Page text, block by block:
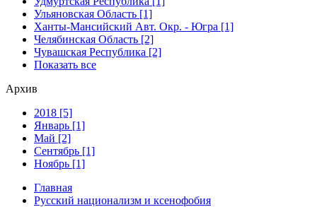
Ульяновская Область [1]
Ханты-Мансийский Авт. Окр. - Югра [1]
Челябинская Область [2]
Чувашская Республика [2]
Показать все
Архив
2018 [5]
Январь [1]
Май [2]
Сентябрь [1]
Ноябрь [1]
Главная
Русский национализм и ксенофобия